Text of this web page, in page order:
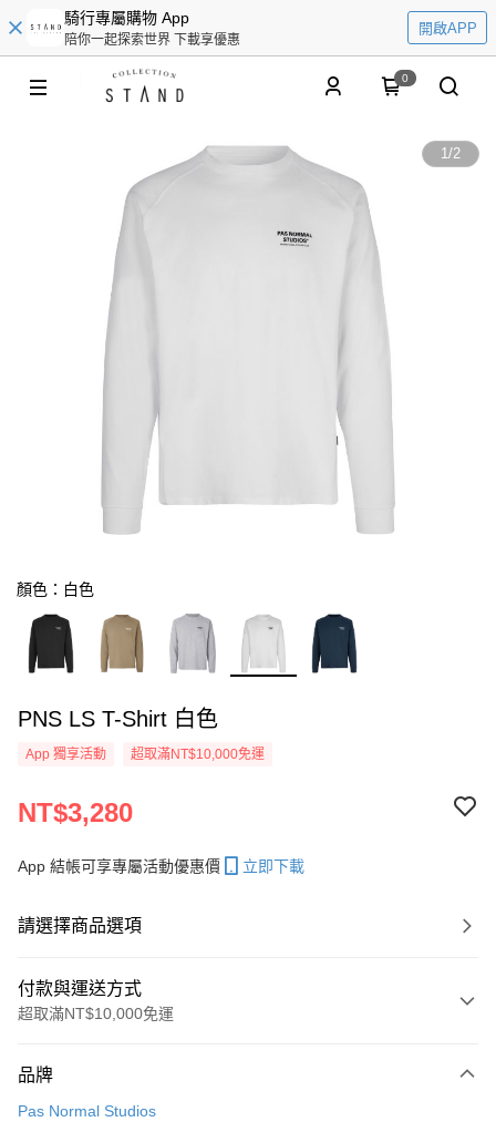
騎行專屬購物 App
陪你一起探索世界 下載享優惠
開啟APP
0
1/2
顏色：白色
PNS LS T-Shirt 白色
App 獨享活動 超取滿NT$10,000免運
NT$3,280
App 結帳可享專屬活動優惠價 立即下載
請選擇商品選項
付款與運送方式
超取滿NT$10,000免運
信用卡一次付款
品牌
Pas Normal Studios